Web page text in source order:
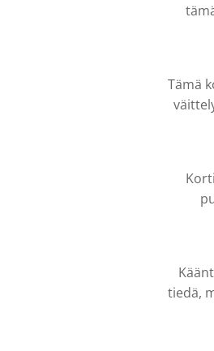
Tämä
tiedä,